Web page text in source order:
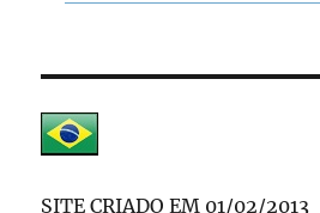
SITE CRIADO EM 01/02/2013